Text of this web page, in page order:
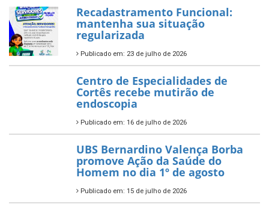
Recadastramento Funcional:
mantenha sua situação
regularizada
Publicado em: 23 de julho de 2026
Centro de Especialidades de
Cortês recebe mutirão de
endoscopia
Publicado em: 16 de julho de 2026
UBS Bernardino Valença Borba
promove Ação da Saúde do
Homem no dia 1º de agosto
Publicado em: 15 de julho de 2026